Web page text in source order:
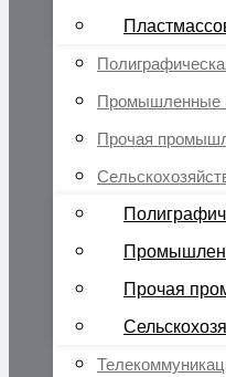
Промышленные
Прочая
Прочая